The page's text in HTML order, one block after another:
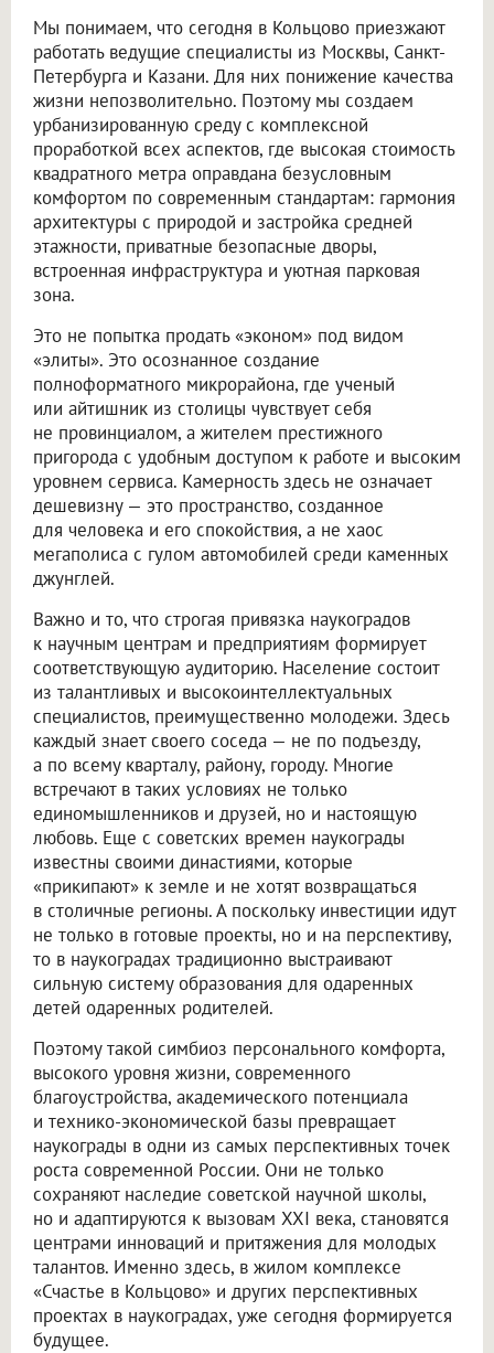
Мы понимаем, что сегодня в Кольцово приезжают
работать ведущие специалисты из Москвы, Санкт-
Петербурга и Казани. Для них понижение качества
жизни непозволительно. Поэтому мы создаем
урбанизированную среду с комплексной
проработкой всех аспектов, где высокая стоимость
квадратного метра оправдана безусловным
комфортом по современным стандартам: гармония
архитектуры с природой и застройка средней
этажности, приватные безопасные дворы,
встроенная инфраструктура и уютная парковая
зона.
Это не попытка продать «эконом» под видом
«элиты». Это осознанное создание
полноформатного микрорайона, где ученый
или айтишник из столицы чувствует себя
не провинциалом, а жителем престижного
пригорода с удобным доступом к работе и высоким
уровнем сервиса. Камерность здесь не означает
дешевизну — это пространство, созданное
для человека и его спокойствия, а не хаос
мегаполиса с гулом автомобилей среди каменных
джунглей.
Важно и то, что строгая привязка наукоградов
к научным центрам и предприятиям формирует
соответствующую аудиторию. Население состоит
из талантливых и высокоинтеллектуальных
специалистов, преимущественно молодежи. Здесь
каждый знает своего соседа — не по подъезду,
а по всему кварталу, району, городу. Многие
встречают в таких условиях не только
единомышленников и друзей, но и настоящую
любовь. Еще с советских времен наукограды
известны своими династиями, которые
«прикипают» к земле и не хотят возвращаться
в столичные регионы. А поскольку инвестиции идут
не только в готовые проекты, но и на перспективу,
то в наукоградах традиционно выстраивают
сильную систему образования для одаренных
детей одаренных родителей.
Поэтому такой симбиоз персонального комфорта,
высокого уровня жизни, современного
благоустройства, академического потенциала
и технико-экономической базы превращает
наукограды в одни из самых перспективных точек
роста современной России. Они не только
сохраняют наследие советской научной школы,
но и адаптируются к вызовам XXI века, становятся
центрами инноваций и притяжения для молодых
талантов. Именно здесь, в жилом комплексе
«Счастье в Кольцово» и других перспективных
проектах в наукоградах, уже сегодня формируется
будущее.